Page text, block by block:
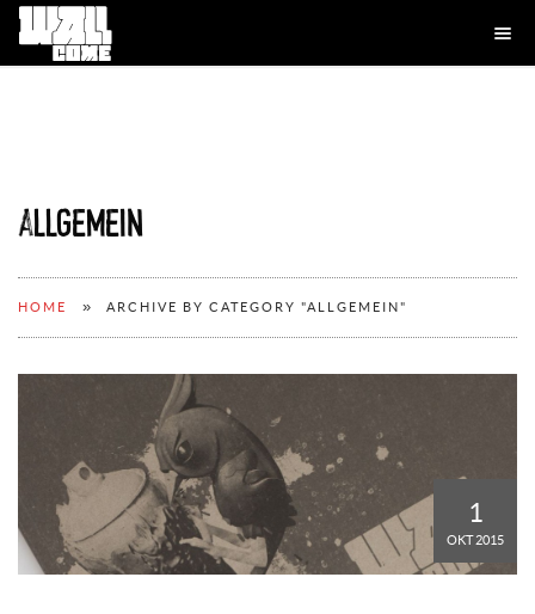
Allgemein
HOME » ARCHIVE BY CATEGORY "ALLGEMEIN"
1
OKT 2015